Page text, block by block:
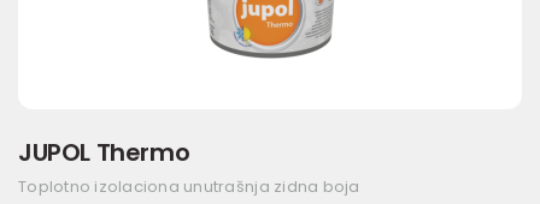
JUPOL Thermo
Toplotno izolaciona unutrašnja zidna boja